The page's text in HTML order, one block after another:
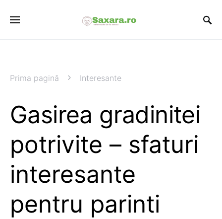
Prima pagină Interesante
Gasirea gradinitei
potrivite – sfaturi
interesante
pentru parinti